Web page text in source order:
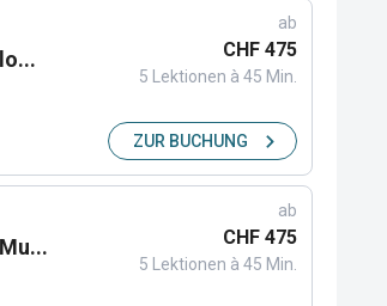
ab
CHF 475
5 Lektionen à 45 Min.
ZUR BUCHUNG
ab
CHF 475
5 Lektionen à 45 Min.